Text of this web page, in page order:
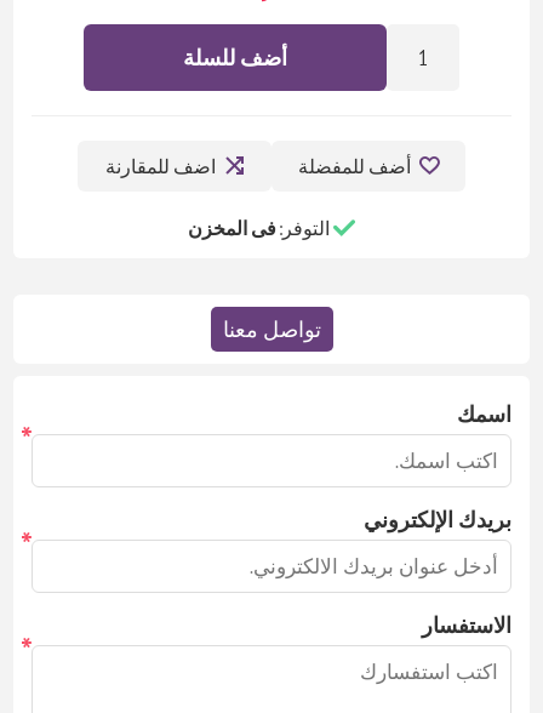
أضف للسلة
أضف للمفضلة اضف للمقارنة
التوفر:فى المخزن
تواصل معنا
اسمك
*
بريدك الإلكتروني
*
الاستفسار
*